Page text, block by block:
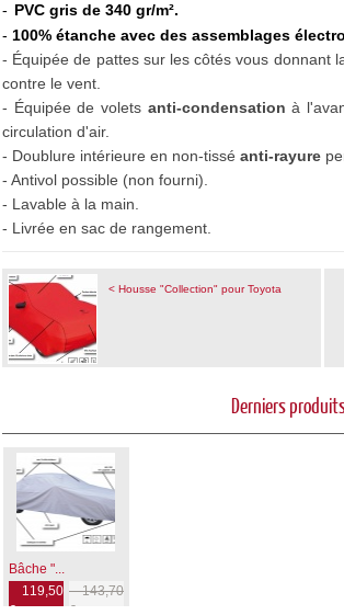
- PVC gris de 340 gr/m².
- 100% étanche avec des assemblages
- Équipéede pattes sur les côtés vous donnant
contre le vent.
- Équipée de volets anti-condensation à
circulation d'air.
- Doublure intérieure en non-tissé anti-rayure
- Antivol possible (non fourni).
- Lavable à la main.
- Livrée en sac de rangement
< Housse "Collection" pour Toyota
Derniers
Bâche "...
119,50
€
143,70
€